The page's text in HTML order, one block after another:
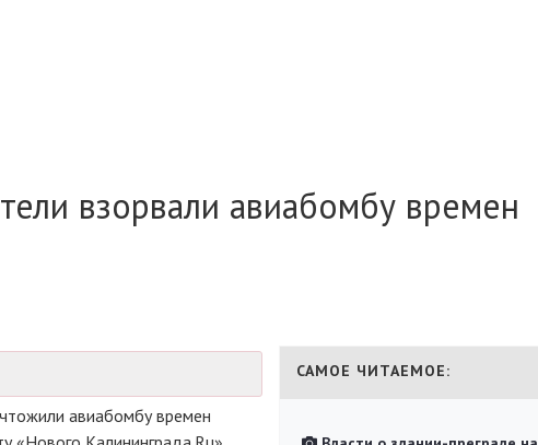
взорвали авиабомбу времен
авиабомбу времен
САМОЕ ЧИТАЕМОЕ: